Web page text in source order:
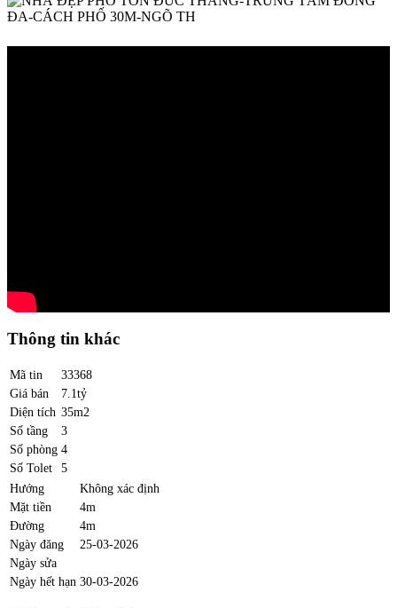
Thông tin khác
Mã tin
33368
Giá bán
7.1tỷ
Diện tích 35m2
Số tầng
3
Số phòng 4
Số Tolet
5
Hướng
Không xác định
Mặt tiền
4m
Đường
4m
Ngày đăng
25-03-2026
Ngày sửa
Ngày hết hạn 30-03-2026